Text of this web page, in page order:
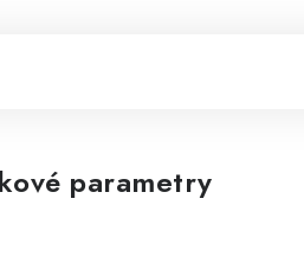
parametry